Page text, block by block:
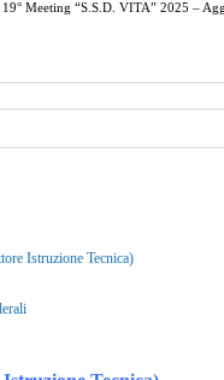
Meeting “S.S.D. VITA” 2025 –
Istruzione Tecnica)